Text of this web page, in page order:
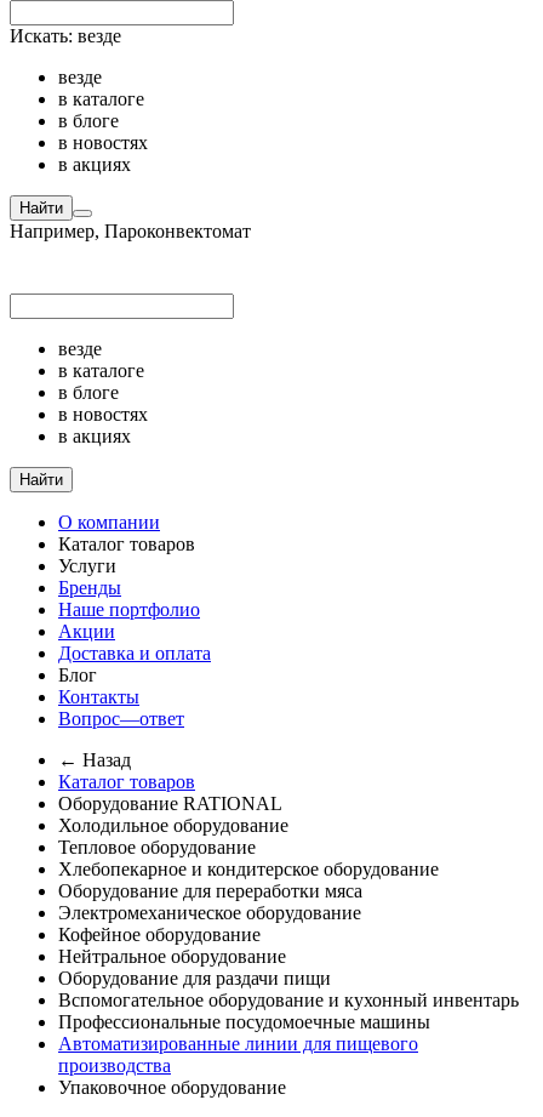
Искать: везде
везде
в каталоге
в блоге
в новостях
в акциях
Найти
Например, Пароконвектомат
везде
в каталоге
в блоге
в новостях
в акциях
Найти
О компании
Каталог товаров
Услуги
Бренды
Наше портфолио
Акции
Доставка и оплата
Блог
Контакты
Вопрос—ответ
← Назад
Каталог товаров
Оборудование RATIONAL
Холодильное оборудование
Тепловое оборудование
Хлебопекарное и кондитерское оборудование
Оборудование для переработки мяса
Электромеханическое оборудование
Кофейное оборудование
Нейтральное оборудование
Оборудование для раздачи пищи
Вспомогательное оборудование и кухонный инвентарь
Профессиональные посудомоечные машины
Автоматизированные линии для пищевого
производства
Упаковочное оборудование